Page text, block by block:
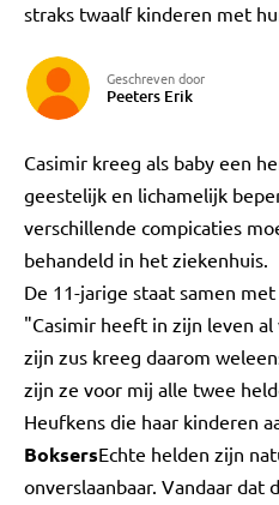
straks twaalf kinderen met
Geschreven door
Peeters Erik
Casimir kreeg als baby een
geestelijk en lichamelijk
verschillende compicaties
behandeld in het ziekenhuis.
De 11-jarige staat samen
"Casimir heeft in zijn leven
zijn zus kreeg daarom
zijn ze voor mij alle twee
Heufkens die haar kinderen
BoksersEchte helden zijn
onverslaanbaar. Vandaar dat